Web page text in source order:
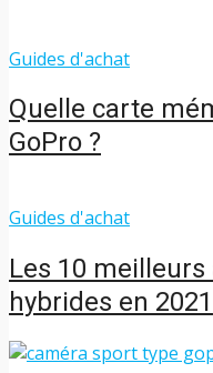
Guides d'achat
Quelle carte
GoPro ?
Guides d'achat
Les 10
hybrides en 2021